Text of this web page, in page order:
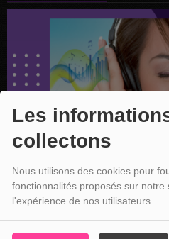
Les
collectons
Nous utilisons des cookies pour
fonctionnalités proposés sur notre
l'expérience de nos utilisateurs.